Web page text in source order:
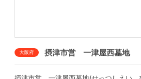
大阪府 摂津市営 一津屋西墓地